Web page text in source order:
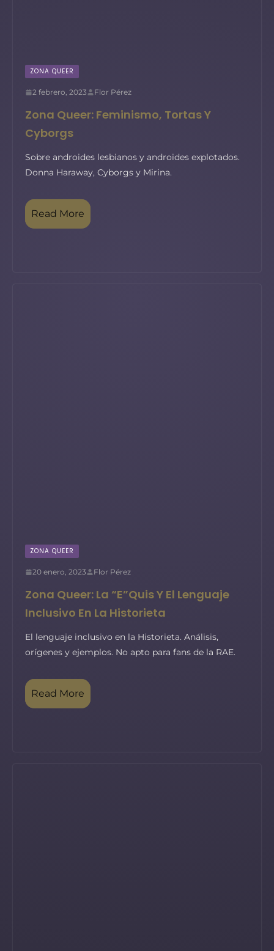
ZONA QUEER
2 febrero, 2023 Flor Pérez
Zona Queer: Feminismo, Tortas Y
Cyborgs
Sobre androides lesbianos y androides explotados.
Donna Haraway, Cyborgs y Mirina.
Read More
ZONA QUEER
20 enero, 2023 Flor Pérez
Zona Queer: La “E”quis Y El Lenguaje
Inclusivo En La Historieta
El lenguaje inclusivo en la Historieta. Análisis,
orígenes y ejemplos. No apto para fans de la RAE.
Read More